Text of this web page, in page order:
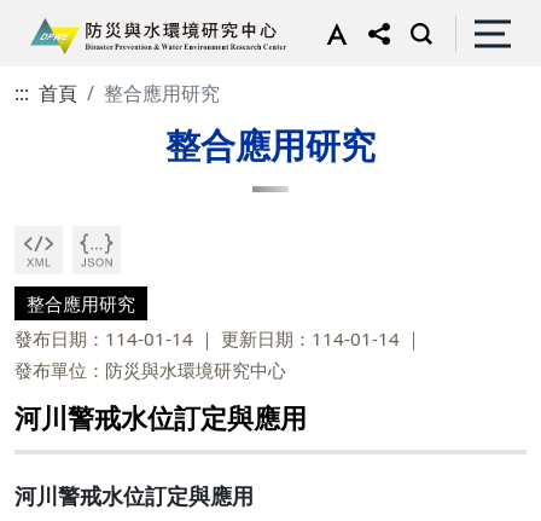
::: 首頁 整合應用研究
整合應用研究
整合應用研究
發布日期：114-01-14
更新日期：114-01-14
發布單位：防災與水環境研究中心
河川警戒水位訂定與應用
河川警戒水位訂定與應用